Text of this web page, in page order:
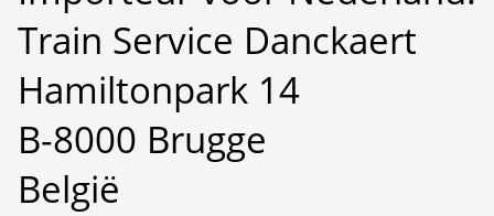
Train Service Danckaert
Hamiltonpark 14
B-8000 Brugge
België